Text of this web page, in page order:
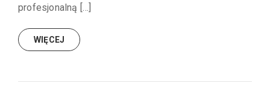
profesjonalną […]
WIĘCEJ